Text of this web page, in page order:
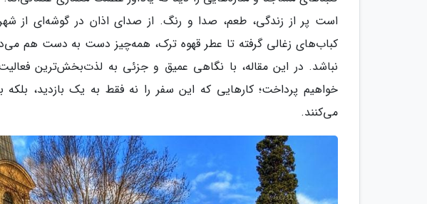
است پر از زندگی، طعم، صدا و رنگ. از صدای اذان در گوشه‌ای از
کباب‌های زغالی گرفته تا عطر قهوه ترک، همه‌چیز دست به دست هم
نباشد. در این مقاله، با نگاهی عمیق و جزئی به لذت‌بخش‌ترین
خواهیم پرداخت؛ کارهایی که این سفر را نه فقط به یک بازدید،
می‌کنند.